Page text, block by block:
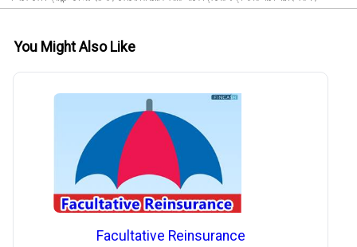
You Might Also Like
Facultative Reinsurance